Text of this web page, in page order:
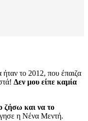
το 2012, που έπαιζα
Δεν μου είπε καμία
ζήσω και να το
η Νένα Μεντή.